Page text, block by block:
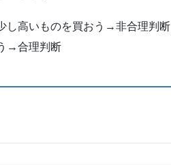
し高いものを買おう→非合理判断
→合理判断